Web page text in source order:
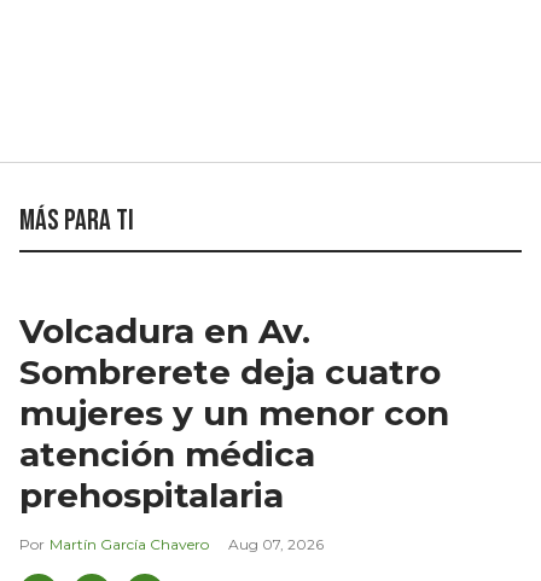
Más para ti
Volcadura en Av.
Sombrerete deja cuatro
mujeres y un menor con
atención médica
prehospitalaria
Martín García Chavero Aug 07, 2026